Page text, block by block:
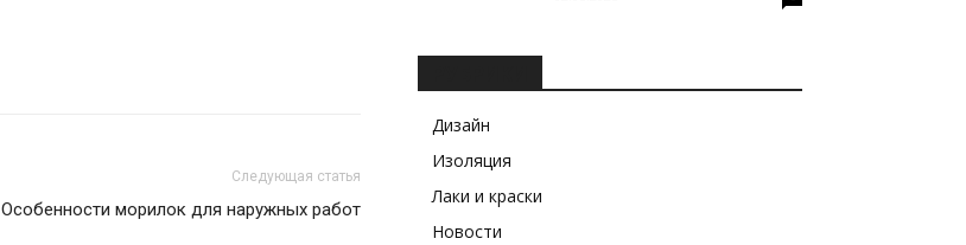
Следующая статья
Особенности морилок для наружных работ
Дизайн
Изоляция
Лаки и краски
Новости